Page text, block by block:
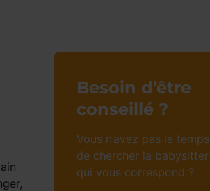
Besoin d’être
conseillé ?
Vous n’avez pas le temps
de chercher la babysitter
qui vous correspond ?